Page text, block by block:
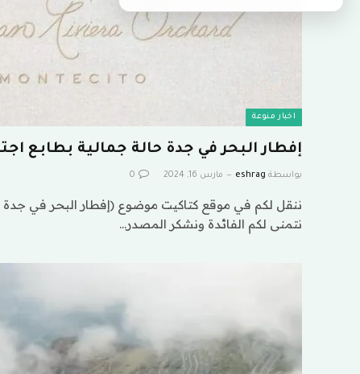
اخبار منوعة
إفطار البحر في جدة حالة جمالية بطابع
بواسطة eshrag مارس 16, 2024 0
ننقل لكم في موقع كتاكيت موضوع (إفطار البحر في جدة
نتمنى لكم الفائدة ونشكر المصدر…